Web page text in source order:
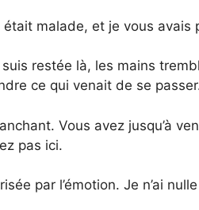
malade, et je vous avais
restée là, les mains
ce qui venait de se
Vous avez jusqu’à
pas ici.
par l’émotion. Je n’ai